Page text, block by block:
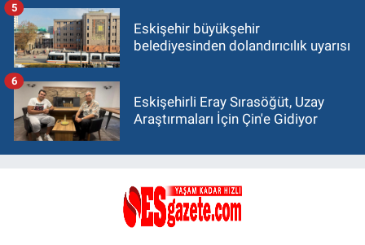
Eskişehir büyükşehir
belediyesinden dolandırıcılık uyarısı
5
Eskişehirli Eray Sırasöğüt, Uzay
Araştırmaları İçin Çin'e Gidiyor
6